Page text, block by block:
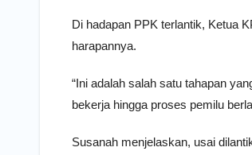
Di hadapan PPK terlantik, Ketua
harapannya.
“Ini adalah salah satu tahapan
bekerja hingga proses pemilu
Susanah menjelaskan, usai